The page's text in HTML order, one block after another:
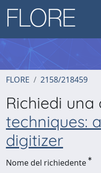
FLORE 2158/218459
Richiedi
techniques:
digitizer
Nome del richiedente